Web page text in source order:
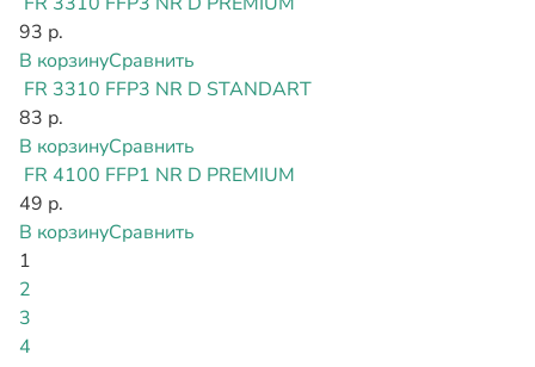
93 р.
В корзинуСравнить
FR 3310 FFP3 NR D STANDART
83 р.
В корзинуСравнить
FR 4100 FFP1 NR D PREMIUM
49 р.
В корзинуСравнить
1
2
3
4